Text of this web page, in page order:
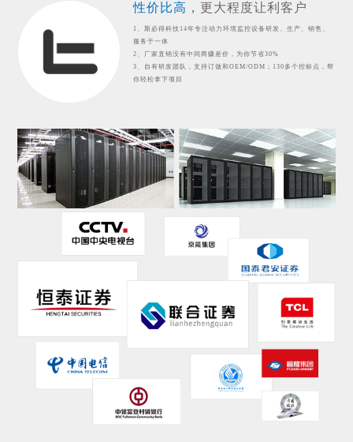
性价比高， 更大程度让利客户
1、斯必得科技14年专注动力环境监控设备研发、生产、销售、
服务于一体
2、厂家直销没有中间商赚差价，为你节省30%
3、自有研发团队，支持订做和OEM/ODM；130多个控标点，帮
你轻松拿下项目